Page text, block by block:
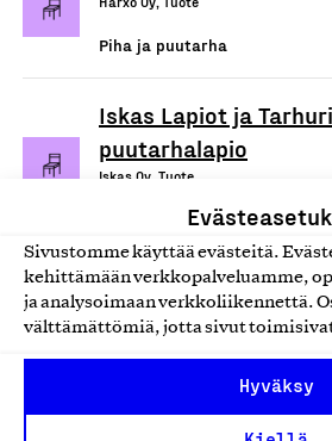
Sivustomme käyttää evästeitä.
kehittämään verkkopalveluamme,
ja analysoimaan verkkoliikennettä.
välttämättömiä, jotta sivut
Hyväksy
Piha ja puutarha
Iskas Lapiot ja
puutarhalapio
Iskas Oy, Tuote
Piha ja puutarha
Iskas puutarha- ja
piharakentajan